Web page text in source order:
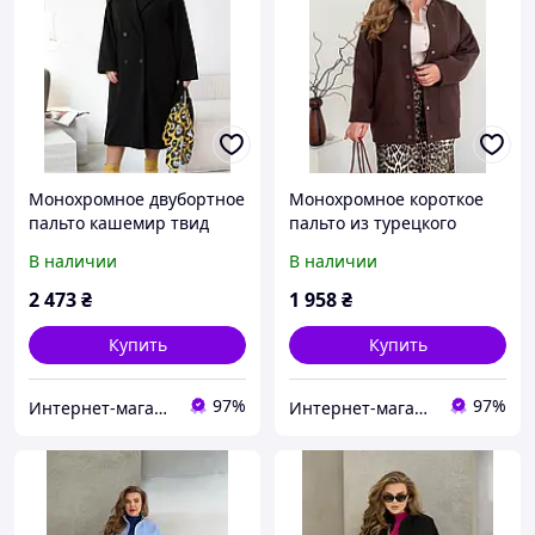
Монохромное двубортное
пальто кашемир твид
52,66-68
В наличии
2 473₴
Купить
Интернет-магазин модной женской одежды KARDIGAN 97%
Монохромное короткое
пальто из турецкого
46-48,50-52,54-56,62-64
В наличии
1 958₴
Купить
Интернет-магазин модной женской одежды KARDIGAN 97%